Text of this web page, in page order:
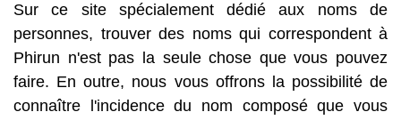
Sur ce site spécialement dédié aux noms de
personnes, trouver des noms qui correspondent à
Phirun n'est pas la seule chose que vous pouvez
faire. En outre, nous vous offrons la possibilité de
connaître l'incidence du nom composé que vous